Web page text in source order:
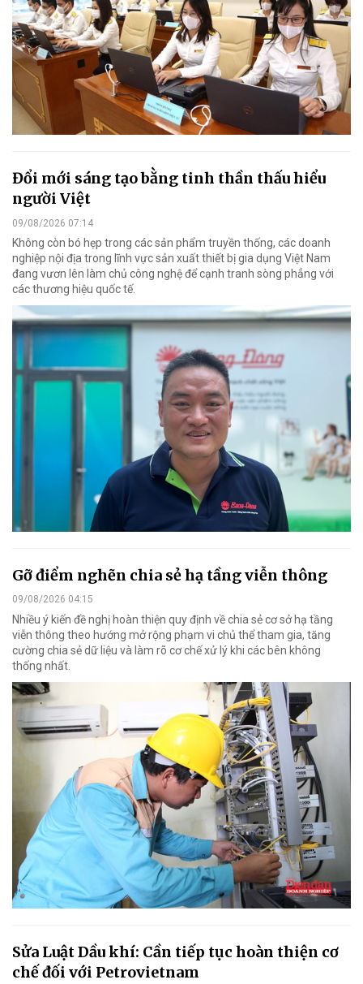
Đổi mới sáng tạo bằng tinh thần thấu hiểu
người Việt
09/08/2026 07:14
Không còn bó hẹp trong các sản phẩm truyền thống, các doanh
nghiệp nội địa trong lĩnh vực sản xuất thiết bị gia dụng Việt Nam
đang vươn lên làm chủ công nghệ để cạnh tranh sòng phẳng với
các thương hiệu quốc tế.
Gỡ điểm nghẽn chia sẻ hạ tầng viễn thông
09/08/2026 04:15
Nhiều ý kiến đề nghị hoàn thiện quy định về chia sẻ cơ sở hạ tầng
viễn thông theo hướng mở rộng phạm vi chủ thể tham gia, tăng
cường chia sẻ dữ liệu và làm rõ cơ chế xử lý khi các bên không
thống nhất.
Sửa Luật Dầu khí: Cần tiếp tục hoàn thiện cơ
chế đối với Petrovietnam